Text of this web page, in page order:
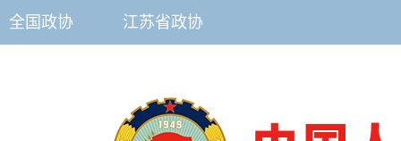
全国政协 江苏省政协